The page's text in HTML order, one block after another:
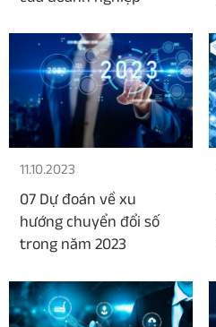
11.10.2023
07 Dự đoán về xu
hướng chuyển đổi số
trong năm 2023